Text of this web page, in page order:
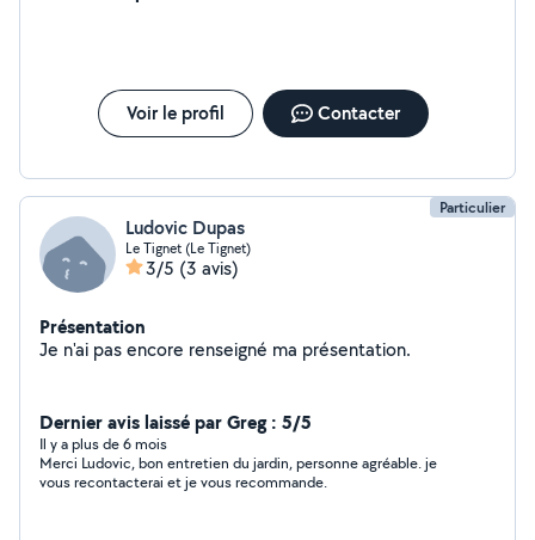
Voir le profil Contacter
Particulier
Ludovic Dupas
Le Tignet (Le Tignet)
3/5 (3 avis)
Présentation
Je n'ai pas encore renseigné ma présentation.
Dernier avis laissé par Greg : 5/5
Il y a plus de 6 mois
Merci Ludovic, bon entretien du jardin, personne agréable. je
vous recontacterai et je vous recommande.